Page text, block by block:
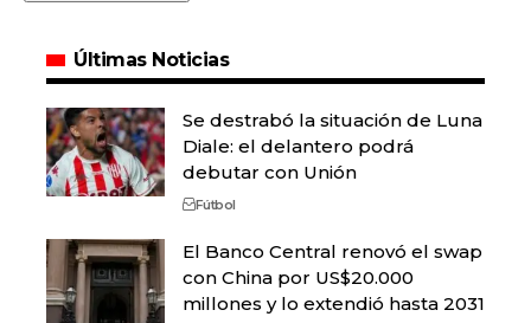
Últimas Noticias
Se destrabó la situación de Luna
Diale: el delantero podrá
debutar con Unión
Fútbol
El Banco Central renovó el swap
con China por US$20.000
millones y lo extendió hasta 2031